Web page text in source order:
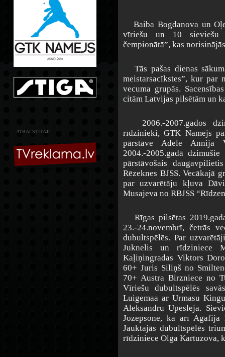
ATBALSTĪTĀJI
Baiba Bogdanova un
vīriešu un 10 sieviešu
čempionātā”, kas
Tās pašas dienas
meistarsacīkstes”, kur par
vecuma grupās.
citām Latvijas pilsētām un
2006.-2007.gados
rīdzinieki, GTK Namejs
pārstāve Adele Annija
2004.-2005.gadā
pārstāvošais
Rēzeknes BJSS. Vecākajā
par uzvarētāju kļuva
Musajeva no RBJSS
Rīgas pilsētas
23.-24.novembrī, četrās
dubultspēlēs. Par
Juknelis un rīdziniece
Kaļiņingradas Viktors
60+ Juris Siliņš no
70+ Austra Birzniece no
Vīriešu dubultspēlēs
Luigemaa ar Urmasu
Aleksandru Upesleja.
Jozepsone, kā arī
Jauktajās dubultspēlēs
rīdziniece Olga Kartuzova,